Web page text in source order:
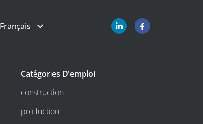
Français
Catégories D'emploi
construction
production